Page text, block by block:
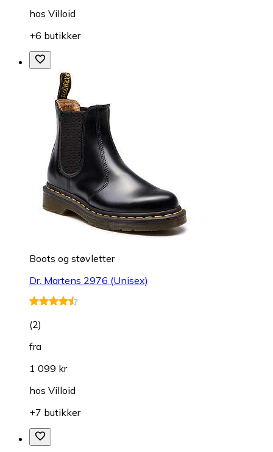
hos Villoid
+6 butikker
Boots og støvletter
Dr. Martens 2976 (Unisex)
(2)
fra
1 099 kr
hos Villoid
+7 butikker